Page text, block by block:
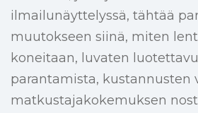
ilmailunäyttelyssä, tähtää
muutokseen siinä, miten
koneitaan, luvaten
parantamista, kustannusten
matkustajakokemuksen